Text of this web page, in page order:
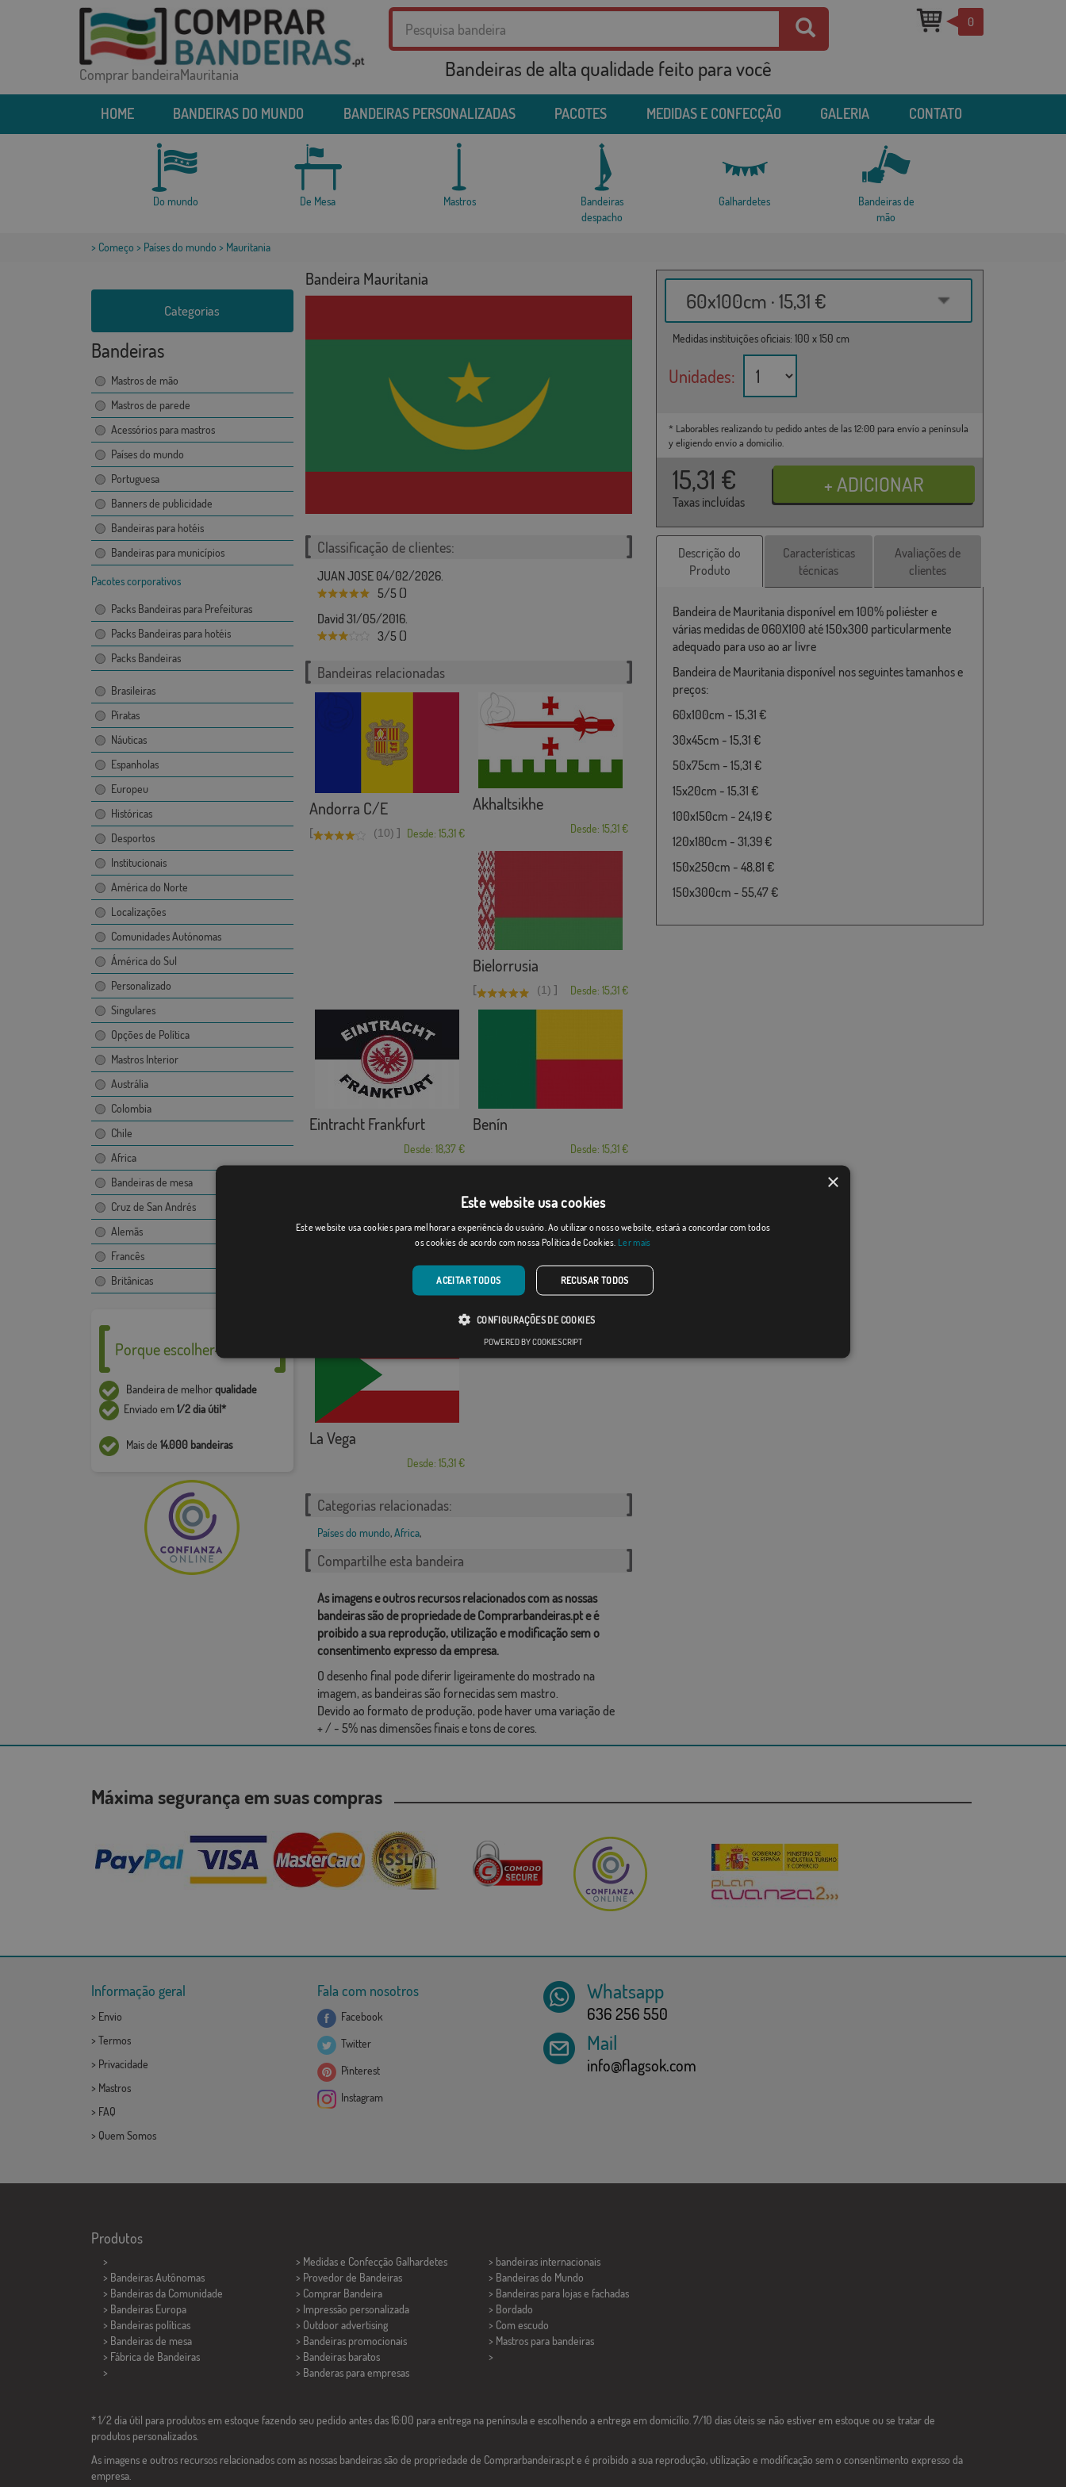
Comprar bandeiraMauritania Bandeiras de alta qualidade feito para você
0
HOME BANDEIRAS DO MUNDO BANDEIRAS PERSONALIZADAS PACOTES MEDIDAS E CONFECÇÃO GALERIA CONTATO
Do mundo De Mesa Mastros
Bandeiras
despacho
Galhardetes
Bandeiras de
mão
> Começo > Países do mundo > Mauritania
Categorias
Bandeiras
Mastros de mão
Mastros de parede
Acessórios para mastros
Países do mundo
Portuguesa
Banners de publicidade
Bandeiras para hotéis
Bandeiras para municípios
Pacotes corporativos
Packs Bandeiras para Prefeituras
Packs Bandeiras para hotéis
Packs Bandeiras
Brasileiras
Piratas
Náuticas
Espanholas
Europeu
Históricas
Desportos
Institucionais
América do Norte
Localizações
Comunidades Autónomas
Ámérica do Sul
Personalizado
Singulares
Opções de Política
Mastros Interior
Austrália
Colombia
Chile
Africa
Bandeiras de mesa
Cruz de San Andrés
Alemãs
Francês
Britânicas
Porque escolher-nos ___
Bandeira de melhorqualidade
Enviado em1/2 dia útil*
Mais de 14.000 bandeiras
Bandeira Mauritania
60x100cm · 15,31 €
Medidas instituições oficiais: 100 x 150 cm
Unidades:
* Laborables realizando tu pedido antes de las 12:00 para envío a península
y eligiendo envío a domicilio.
15,31 €
Taxas incluídas
Classificação de clientes:
JUAN JOSE 04/02/2026.
5/5 ()
David 31/05/2016.
3/5 ()
Bandeiras relacionadas
Andorra C/E
[ (10) ] Desde: 15,31 €
Akhaltsikhe
Desde: 15,31 €
Bielorrusia
[ (1) ] Desde: 15,31 €
Eintracht Frankfurt
Desde: 18,37 €
Benín
Desde: 15,31 €
Uruguay
La Vega
Desde: 15,31 €
Categorias relacionadas:
Países do mundo,Africa,
Compartilhe esta bandeira
As imagens e outros recursos relacionados com as nossas
bandeiras são de propriedade de Comprarbandeiras.pt e é
proibido a sua reprodução, utilização e modificação sem o
consentimento expresso da empresa.
O desenho final pode diferir ligeiramente do mostrado na
imagem, as bandeiras são fornecidas sem mastro.
Devido ao formato de produção, pode haver uma variação de
+ / - 5% nas dimensões finais e tons de cores.
Descrição do
Produto
Características
técnicas
Avaliações de
clientes
Bandeira de Mauritania disponível em 100% poliéster e
várias medidas de 060X100 até 150x300 particularmente
adequado para uso ao ar livre
Bandeira de Mauritania disponível nos seguintes tamanhos e
preços:
60x100cm - 15,31 €
30x45cm - 15,31 €
50x75cm - 15,31 €
15x20cm - 15,31 €
100x150cm - 24,19 €
120x180cm - 31,39 €
150x250cm - 48,81 €
150x300cm - 55,47 €
Máxima segurança em suas compras
Informação geral
> Envio
> Termos
> Privacidade
> Mastros
> FAQ
> Quem Somos
Fala com nosotros
Facebook
Twitter
Pinterest
Instagram
Whatsapp
636 256 550
Mail
info@flagsok.com
Produtos
>
> Bandeiras Autônomas
> Bandeiras da Comunidade
> Bandeiras Europa
> Bandeiras políticas
> Bandeiras de mesa
> Fábrica de Bandeiras
>
> Medidas e Confecção Galhardetes
> Provedor de Bandeiras
> Comprar Bandeira
> Impressão personalizada
> Outdoor advertising
> Bandeiras promocionais
> Bandeiras baratos
> Banderas para empresas
> bandeiras internacionais
> Bandeiras do Mundo
> Bandeiras para lojas e fachadas
> Bordado
> Com escudo
> Mastros para bandeiras
>
* 1/2 dia útil para produtos em estoque fazendo seu pedido antes das 16:00 para entrega na península e escolhendo a entrega em domicílio. 7/10 dias úteis se não estiver em estoque ou se tratar de
produtos personalizados.
As imagens e outros recursos relacionados com as nossas bandeiras são de propriedade de Comprarbandeiras.pt e é proibido a sua reprodução, utilização e modificação sem o consentimento expresso da
empresa.
×
Este website usa cookies
Este website usa cookies para melhorar a experiência do usuário. Ao utilizar o nosso website, estará a concordar com todos
os cookies de acordo com nossa Política de Cookies. Ler mais
ACEITAR TODOS RECUSAR TODOS
CONFIGURAÇÕES DE COOKIES
POWERED BY COOKIESCRIPT